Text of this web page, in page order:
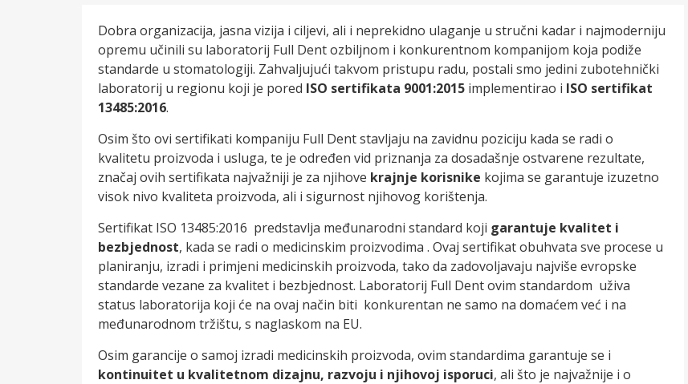
Dobra organizacija, jasna vizija i ciljevi, ali i neprekidno ulaganje u stručni kadar i najmoderniju
opremu učinili su laboratorij Full Dent ozbiljnom i konkurentnom kompanijom koja podiže
standarde u stomatologiji. Zahvaljujući takvom pristupu radu, postali smo jedini zubotehnički
laboratorij u regionu koji je pored ISO sertifikata 9001:2015 implementirao i ISO sertifikat
13485:2016.
Osim što ovi sertifikati kompaniju Full Dent stavljaju na zavidnu poziciju kada se radi o
kvalitetu proizvoda i usluga, te je određen vid priznanja za dosadašnje ostvarene rezultate,
značaj ovih sertifikata najvažniji je za njihove krajnje korisnike kojima se garantuje izuzetno
visok nivo kvaliteta proizvoda, ali i sigurnost njihovog korištenja.
Sertifikat ISO 13485:2016 predstavlja međunarodni standard koji garantuje kvalitet i
bezbjednost, kada se radi o medicinskim proizvodima . Ovaj sertifikat obuhvata sve procese u
planiranju, izradi i primjeni medicinskih proizvoda, tako da zadovoljavaju najviše evropske
standarde vezane za kvalitet i bezbjednost. Laboratorij Full Dent ovim standardom uživa
status laboratorija koji će na ovaj način biti konkurentan ne samo na domaćem već i na
međunarodnom tržištu, s naglaskom na EU.
Osim garancije o samoj izradi medicinskih proizvoda, ovim standardima garantuje se i
kontinuitet u kvalitetnom dizajnu, razvoju i njihovoj isporuci, ali što je najvažnije i o
Ortodoncija